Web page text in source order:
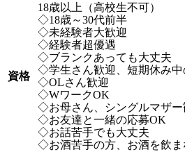
資格
18歳以上（高校生不可）
◇18歳～30代前半
◇未経験者大歓迎
◇経験者超優遇
◇ブランクあっても大丈夫
◇学生さん歓迎、短期休み中
◇OLさん歓迎
◇WワークOK
◇お母さん、シングルマザー
◇お友達と一緒の応募OK
◇お話苦手でも大丈夫
◇お酒苦手の方、お酒を飲ま